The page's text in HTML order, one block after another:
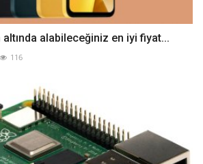
alabileceğiniz en iyi fiyat...
116